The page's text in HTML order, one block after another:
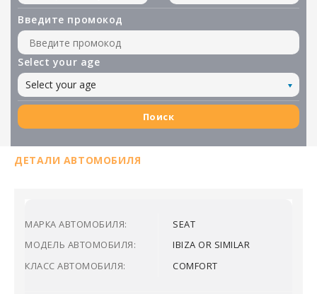
Введите промокод
Select your age
Select your age
Поиск
ДЕТАЛИ АВТОМОБИЛЯ
МАРКА АВТОМОБИЛЯ:
SEAT
МОДЕЛЬ АВТОМОБИЛЯ:
IBIZA OR SIMILAR
КЛАСС АВТОМОБИЛЯ:
COMFORT